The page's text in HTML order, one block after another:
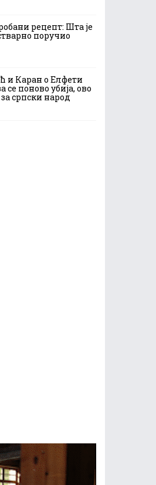
рецепт: Шта је
поручио
и Каран о Елфети
се поново убија, ово
српски народ